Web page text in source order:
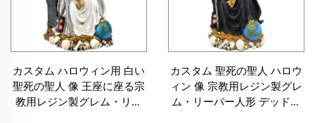
カスタム ハロウィン用 白い
聖死の聖人 像 王座に座る宗
教用レジン製グレム・リー
カスタム 聖死の聖人 ハロウ
ィン 像 宗教用レジン製グレ
ム・リーパー人形 デッドブ